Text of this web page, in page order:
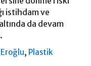
istihdam ve
da devam
, Plastik